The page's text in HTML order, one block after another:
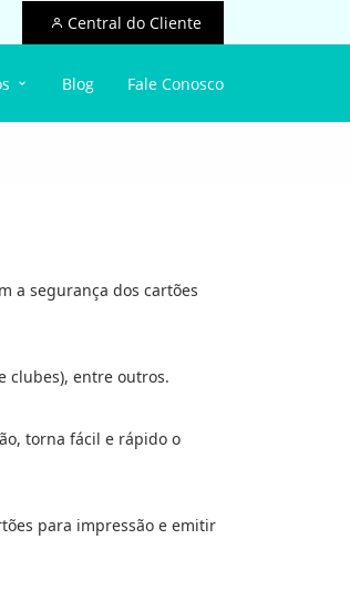
Central do Cliente
Blog Fale Conosco
a segurança dos cartões
clubes), entre outros.
torna fácil e rápido o
para impressão e emitir